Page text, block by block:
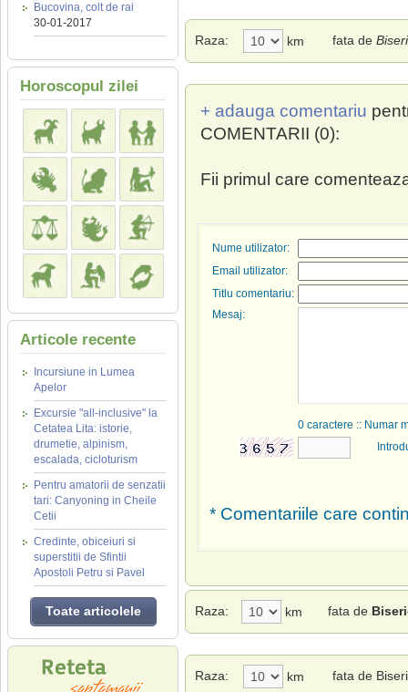
Bucovina, colt de rai
30-01-2017
Horoscopul zilei
Articole recente
Incursiune in Lumea
Apelor
Excursie "all-inclusive" la
Cetatea Lita: istorie,
drumetie, alpinism,
escalada, cicloturism
Pentru amatorii de senzatii
tari: Canyoning in Cheile
Cetii
Credinte, obiceiuri si
superstitii de Sfintii
Apostoli Petru si Pavel
Toate articolele
Raza: km fata de
+ adauga comentariu
COMENTARII (0):
Fii primul care
Nume utilizator:
Email utilizator:
Titlu comentariu:
Mesaj:
0 caractere :: Numar
* Comentariile care
Raza: km fata de
Raza: km fata de